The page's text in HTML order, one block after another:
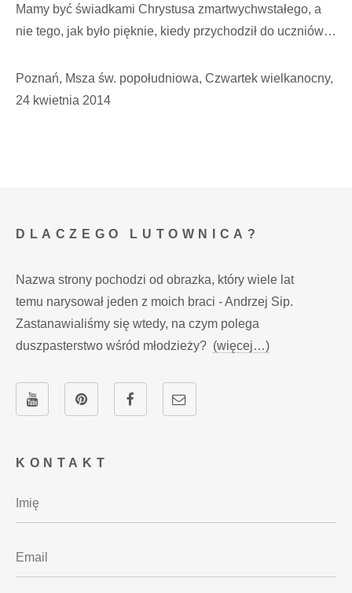
Mamy być świadkami Chrystusa zmartwychwstałego, a
nie tego, jak było pięknie, kiedy przychodził do uczniów…
Poznań, Msza św. popołudniowa, Czwartek wielkanocny,
24 kwietnia 2014
KONTAKT
DLACZEGO LUTOWNICA?
Nazwa strony pochodzi od obrazka, który wiele lat
temu narysował jeden z moich braci - Andrzej Sip.
Zastanawialiśmy się wtedy, na czym polega
duszpasterstwo wśród młodzieży? (więcej…)